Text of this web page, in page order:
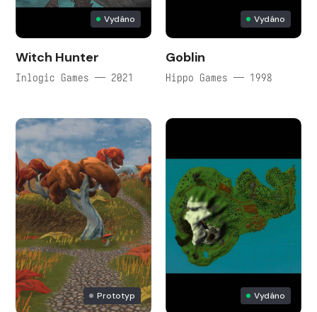
Vydáno
Witch Hunter
Inlogic Games — 2021
Vydáno
Goblin
Hippo Games — 1998
Prototyp Vydáno